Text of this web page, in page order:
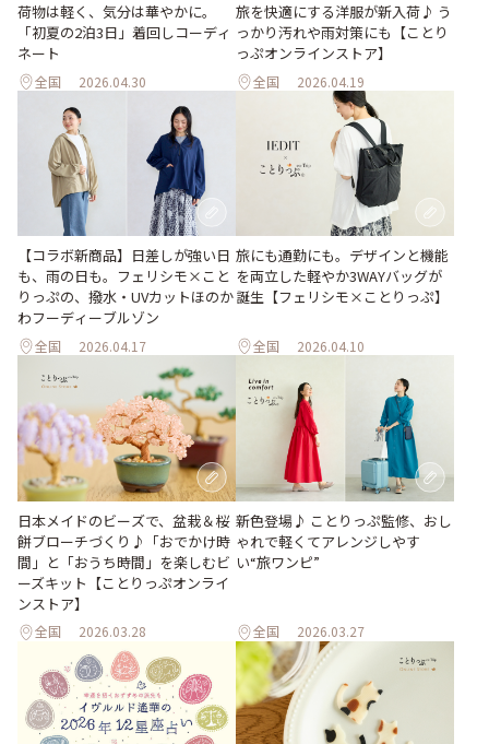
荷物は軽く、気分は華やかに。
「初夏の2泊3日」着回しコーディ
ネート
全国 2026.04.30
旅を快適にする洋服が新入荷♪ う
っかり汚れや雨対策にも【ことり
っぷオンラインストア】
全国 2026.04.19
【コラボ新商品】日差しが強い日
も、雨の日も。フェリシモ×こと
りっぷの、撥水・UVカットほのか
わフーディーブルゾン
全国 2026.04.17
旅にも通勤にも。デザインと機能
を両立した軽やか3WAYバッグが
誕生【フェリシモ×ことりっぷ】
全国 2026.04.10
日本メイドのビーズで、盆栽＆桜
餅ブローチづくり♪「おでかけ時
間」と「おうち時間」を楽しむビ
ーズキット【ことりっぷオンライ
ンストア】
全国 2026.03.28
新色登場♪ ことりっぷ監修、おし
ゃれで軽くてアレンジしやす
い“旅ワンピ”
全国 2026.03.27